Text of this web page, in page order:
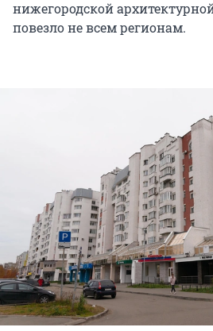
нижегородской
повезло не всем регионам.